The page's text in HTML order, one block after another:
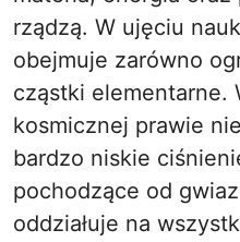
rządzą. W ujęciu
obejmuje zarówno
cząstki elementarne.
kosmicznej prawie
bardzo niskie
pochodzące od
oddziałuje na